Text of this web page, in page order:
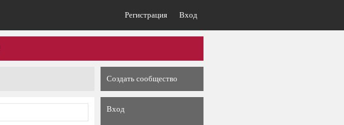
Регистрация Вход
Создать сообщество
Вход